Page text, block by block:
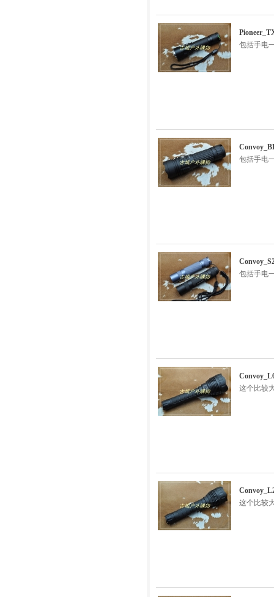
包括手电
包括手电
包括手电
这个比较
这个比较